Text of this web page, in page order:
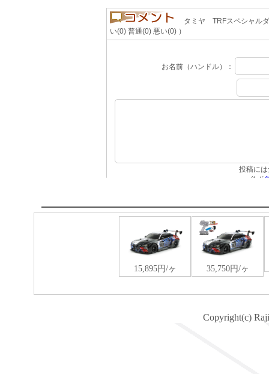
Copyright(c)